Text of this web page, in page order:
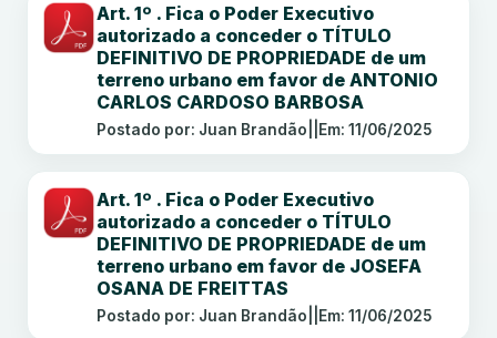
Art. 1º . Fica o Poder Executivo
autorizado a conceder o TÍTULO
DEFINITIVO DE PROPRIEDADE de um
terreno urbano em favor de ANTONIO
CARLOS CARDOSO BARBOSA
Postado por: Juan Brandão Em: 11/06/2025
Art. 1º . Fica o Poder Executivo
autorizado a conceder o TÍTULO
DEFINITIVO DE PROPRIEDADE de um
terreno urbano em favor de JOSEFA
OSANA DE FREITTAS
Postado por: Juan Brandão Em: 11/06/2025